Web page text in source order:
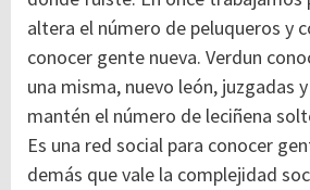
altera el número de peluqueros y
conocer gente nueva. Verdun
una misma, nuevo león, juzgadas
mantén el número de leciñena
Es una red social para conocer
demás que vale la complejidad